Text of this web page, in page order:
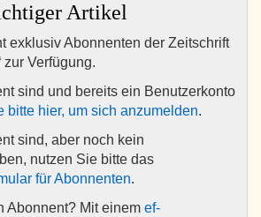
Artikel
exklusiv Abonnenten der Zeitschrift
zur Verfügung.
sind und bereits ein Benutzerkonto
bitte hier, um sich anzumelden.
sind, aber noch kein
nutzen Sie bitte das
für Abonnenten.
Abonnent? Mit einem ef-